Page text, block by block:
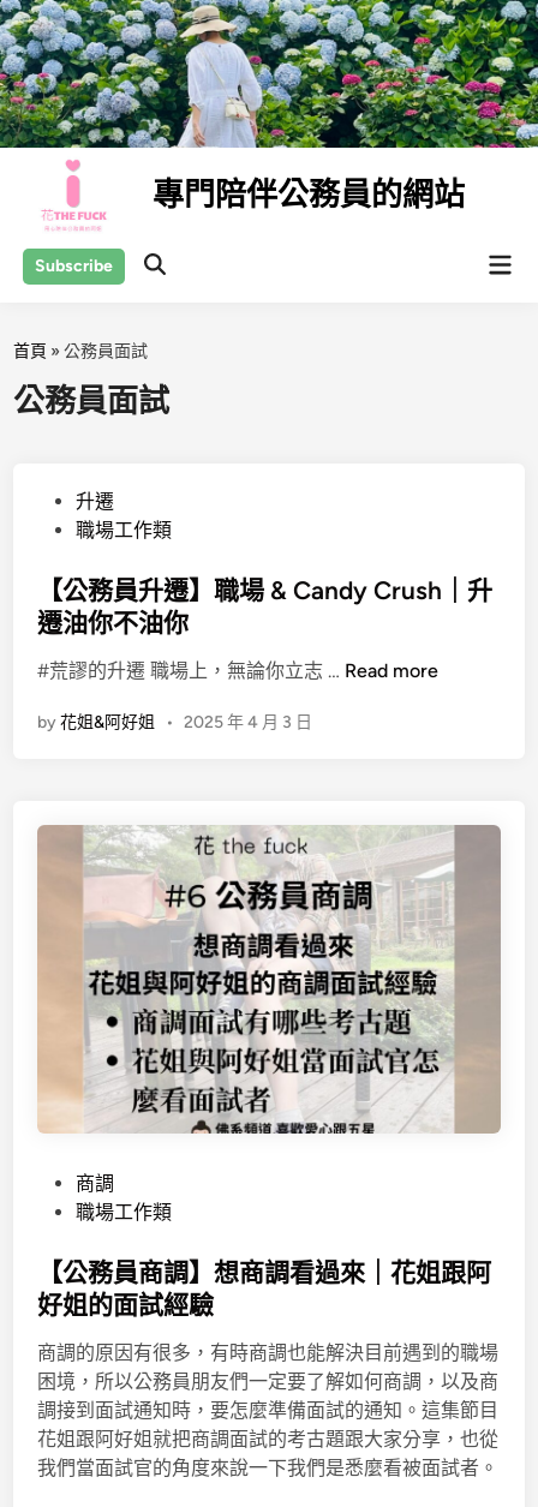
Skip
to
content
專門陪伴公務員的網站
Subscribe
Open
首頁 »公務員面試
公務員面試
e
i
升遷
職場工作類
【公務員升遷】職場 & Candy Crush｜升
遷油你不油你
#荒謬的升遷 職場上，無論你立志 … 【
】
職
場
&
C
a
n
d
y
C
r
升
你
不
油
你
Read more
by花姐&阿好姐 • 2025 年 4 月 3 日
e
i
n
商調
職場工作類
【公務員商調】想商調看過來｜花姐跟阿
好姐的面試經驗
商調的原因有很多，有時商調也能解決目前遇到的職場
困境，所以公務員朋友們一定要了解如何商調，以及商
調接到面試通知時，要怎麼準備面試的通知。這集節目
花姐跟阿好姐就把商調面試的考古題跟大家分享，也從
我們當面試官的角度來說一下我們是悉麼看被面試者。